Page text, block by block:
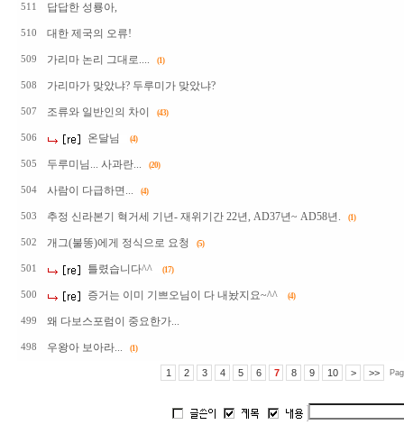
511 답답한 성룡아,
510 대한 제국의 오류!
509 가리마 논리 그대로.... (1)
508 가리마가 맞았냐? 두루미가 맞았냐?
507 조류와 일반인의 차이 (43)
506 온달님 (4)
505 두루미님... 사과란... (20)
504 사람이 다급하면... (4)
503 추정 신라본기 혁거세 기년- 재위기간 22년, AD37년~ AD58년. (1)
502 개그(불똥)에게 정식으로 요청 (5)
501 틀렸습니다^^ (17)
500 증거는 이미 기쁘오님이 다 내놨지요~^^ (4)
499 왜 다보스포럼이 중요한가...
498 우왕아 보아라... (1)
1 2 3 4 5 6 7 8 9 10 > >>